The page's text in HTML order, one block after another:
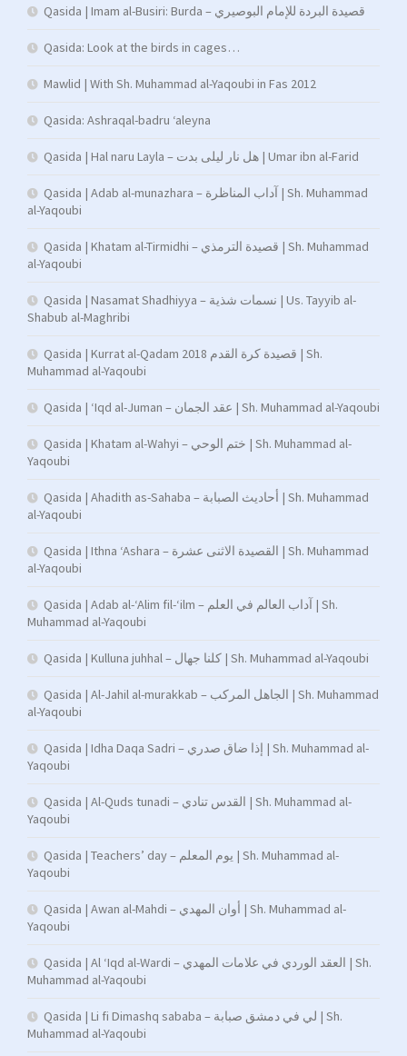
Qasida | Imam al-Busiri: Burda – قصيدة البردة للإمام البوصيري
Qasida: Look at the birds in cages…
Mawlid | With Sh. Muhammad al-Yaqoubi in Fas 2012
Qasida: Ashraqal-badru ‘aleyna
Qasida | Hal naru Layla – هل نار ليلى بدت | Umar ibn al-Farid
Qasida | Adab al-munazhara – آداب المناظرة | Sh. Muhammad
al-Yaqoubi
Qasida | Khatam al-Tirmidhi – قصيدة الترمذي | Sh. Muhammad
al-Yaqoubi
Qasida | Nasamat Shadhiyya – نسمات شذية | Us. Tayyib al-
Shabub al-Maghribi
Qasida | Kurrat al-Qadam 2018 قصيدة كرة القدم | Sh.
Muhammad al-Yaqoubi
Qasida | ‘Iqd al-Juman – عقد الجمان | Sh. Muhammad al-Yaqoubi
Qasida | Khatam al-Wahyi – ختم الوحي | Sh. Muhammad al-
Yaqoubi
Qasida | Ahadith as-Sahaba – أحاديث الصبابة | Sh. Muhammad
al-Yaqoubi
Qasida | Ithna ‘Ashara – القصيدة الاثنى عشرة | Sh. Muhammad
al-Yaqoubi
Qasida | Adab al-‘Alim fil-‘ilm – آداب العالم في العلم | Sh.
Muhammad al-Yaqoubi
Qasida | Kulluna juhhal – كلنا جهال | Sh. Muhammad al-Yaqoubi
Qasida | Al-Jahil al-murakkab – الجاهل المركب | Sh. Muhammad
al-Yaqoubi
Qasida | Idha Daqa Sadri – إذا ضاق صدري | Sh. Muhammad al-
Yaqoubi
Qasida | Al-Quds tunadi – القدس تنادي | Sh. Muhammad al-
Yaqoubi
Qasida | Teachers’ day – يوم المعلم | Sh. Muhammad al-
Yaqoubi
Qasida | Awan al-Mahdi – أوان المهدي | Sh. Muhammad al-
Yaqoubi
Qasida | Al ‘Iqd al-Wardi – العقد الوردي في علامات المهدي | Sh.
Muhammad al-Yaqoubi
Qasida | Li fi Dimashq sababa – لي في دمشق صبابة | Sh.
Muhammad al-Yaqoubi